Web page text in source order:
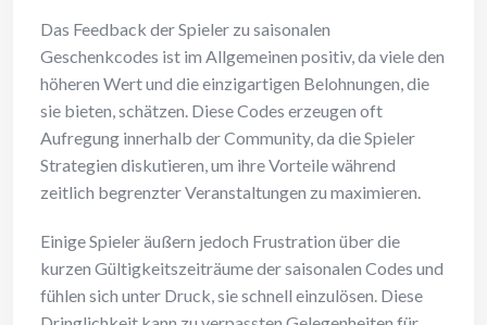
Das Feedback der Spieler zu saisonalen
Geschenkcodes ist im Allgemeinen positiv, da viele den
höheren Wert und die einzigartigen Belohnungen, die
sie bieten, schätzen. Diese Codes erzeugen oft
Aufregung innerhalb der Community, da die Spieler
Strategien diskutieren, um ihre Vorteile während
zeitlich begrenzter Veranstaltungen zu maximieren.
Einige Spieler äußern jedoch Frustration über die
kurzen Gültigkeitszeiträume der saisonalen Codes und
fühlen sich unter Druck, sie schnell einzulösen. Diese